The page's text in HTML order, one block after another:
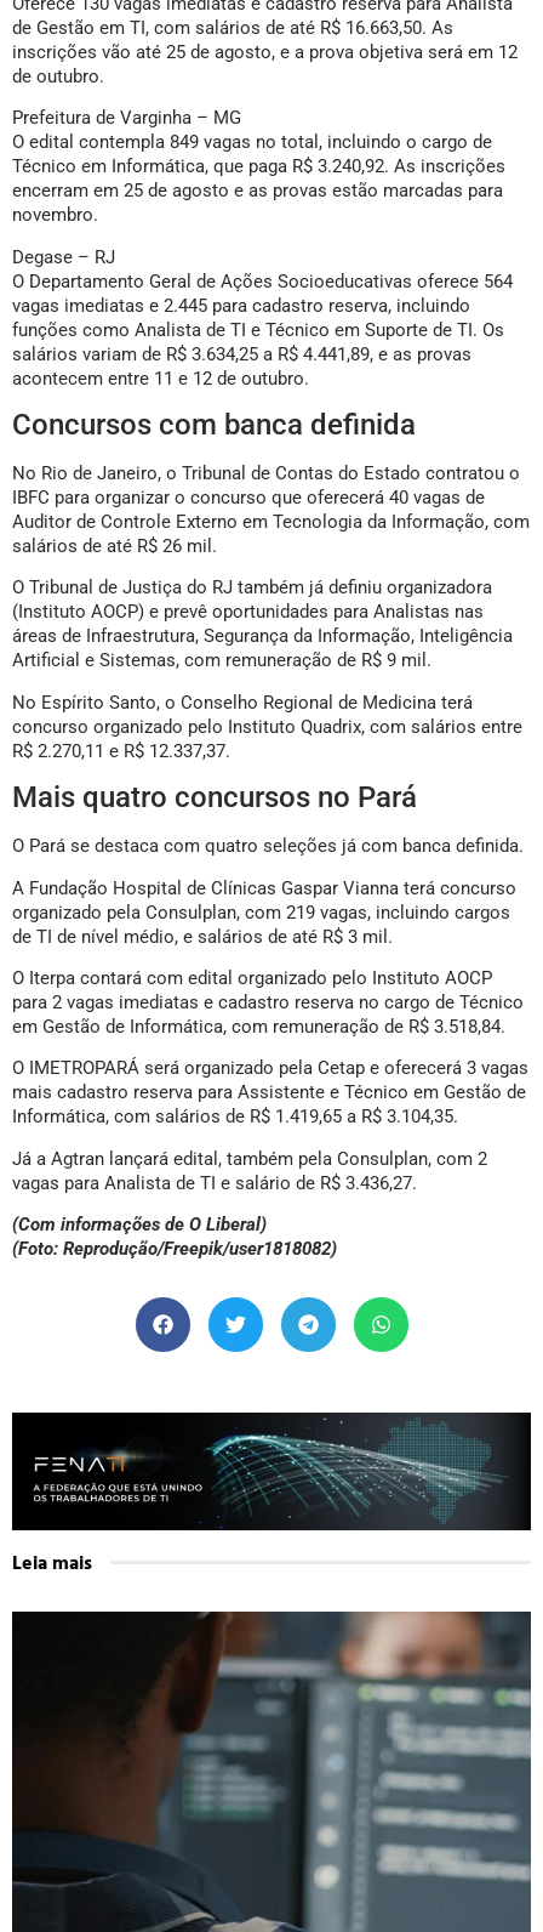
de Gestão em TI, com salários de até R$ 16.663,50. As
inscrições vão até 25 de agosto, e a prova objetiva será em 12
de outubro.
Prefeitura de Varginha – MG
O edital contempla 849 vagas no total, incluindo o cargo de
Técnico em Informática, que paga R$ 3.240,92. As inscrições
encerram em 25 de agosto e as provas estão marcadas para
novembro.
Degase – RJ
O Departamento Geral de Ações Socioeducativas oferece 564
vagas imediatas e 2.445 para cadastro reserva, incluindo
funções como Analista de TI e Técnico em Suporte de TI. Os
salários variam de R$ 3.634,25 a R$ 4.441,89, e as provas
acontecem entre 11 e 12 de outubro.
Concursos com banca definida
No Rio de Janeiro, o Tribunal de Contas do Estado contratou o
IBFC para organizar o concurso que oferecerá 40 vagas de
Auditor de Controle Externo em Tecnologia da Informação, com
salários de até R$ 26 mil.
O Tribunal de Justiça do RJ também já definiu organizadora
(Instituto AOCP) e prevê oportunidades para Analistas nas
áreas de Infraestrutura, Segurança da Informação, Inteligência
Artificial e Sistemas, com remuneração de R$ 9 mil.
No Espírito Santo, o Conselho Regional de Medicina terá
concurso organizado pelo Instituto Quadrix, com salários entre
R$ 2.270,11 e R$ 12.337,37.
Mais quatro concursos no Pará
O Pará se destaca com quatro seleções já com banca definida.
A Fundação Hospital de Clínicas Gaspar Vianna terá concurso
organizado pela Consulplan, com 219 vagas, incluindo cargos
de TI de nível médio, e salários de até R$ 3 mil.
O Iterpa contará com edital organizado pelo Instituto AOCP
para 2 vagas imediatas e cadastro reserva no cargo de Técnico
em Gestão de Informática, com remuneração de R$ 3.518,84.
O IMETROPARÁ será organizado pela Cetap e oferecerá 3 vagas
mais cadastro reserva para Assistente e Técnico em Gestão de
Informática, com salários de R$ 1.419,65 a R$ 3.104,35.
Já a Agtran lançará edital, também pela Consulplan, com 2
vagas para Analista de TI e salário de R$ 3.436,27.
(Com informações de O Liberal)
(Foto: Reprodução/Freepik/user1818082)
Leia mais